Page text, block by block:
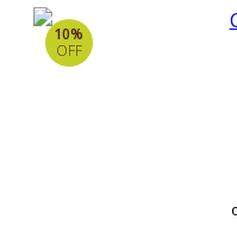
10%
OFF